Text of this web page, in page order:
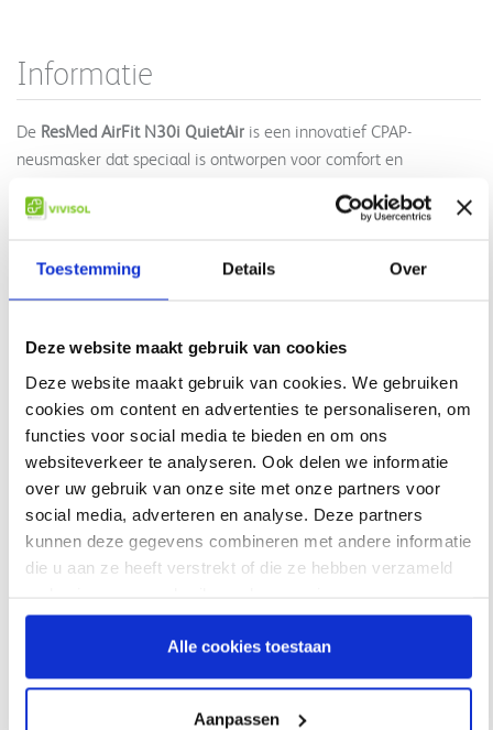
Toestemming Details Over
Deze website maakt gebruik van cookies
Deze website maakt gebruik van cookies. We gebruiken
cookies om content en advertenties te personaliseren, om
functies voor social media te bieden en om ons
websiteverkeer te analyseren. Ook delen we informatie
over uw gebruik van onze site met onze partners voor
social media, adverteren en analyse. Deze partners
kunnen deze gegevens combineren met andere informatie
die u aan ze heeft verstrekt of die ze hebben verzameld
Alle cookies toestaan
Aanpassen
Informatie
De ResMed AirFit N30i QuietAir is een innovatief CPAP-
neusmasker dat speciaal is ontworpen voor comfort en
niet in de weg, waardoor je gemakkelijk op je zij of buik kunt
actieve slapers.
• Top-of-head-verbinding houdt de PAP-slang uit de weg voor
meer vrijheid.
• Het maskerkussen draagt u alleen onder de neus. Dit zorgt voor
meer draagcomfort en voorkomt drukplekken op de neus en in
het gezicht.
• Door de snelclip op de elleboog kunt u het masker gemakkelijk
afdoen, wanneer u bijvoorbeeld 's nachts naar het toilet gaat.
• Inclusief QuietAir™ diffuse ventilatie-technologie. Deze
technologie breekt uitgeademde lucht af, waardoor u minder
Gebruik eventueel het maskersjabloon vanResMedom te
bepalen welke maat voor u geschikt is.
Lees meer
Gerelateerde producten
Airfit N30i QuietAir
Maskerkussen
RESMED
Airfit N30i/ P30i/ F30i
elleboog
RESMED
HYBERNITE
Lees meer